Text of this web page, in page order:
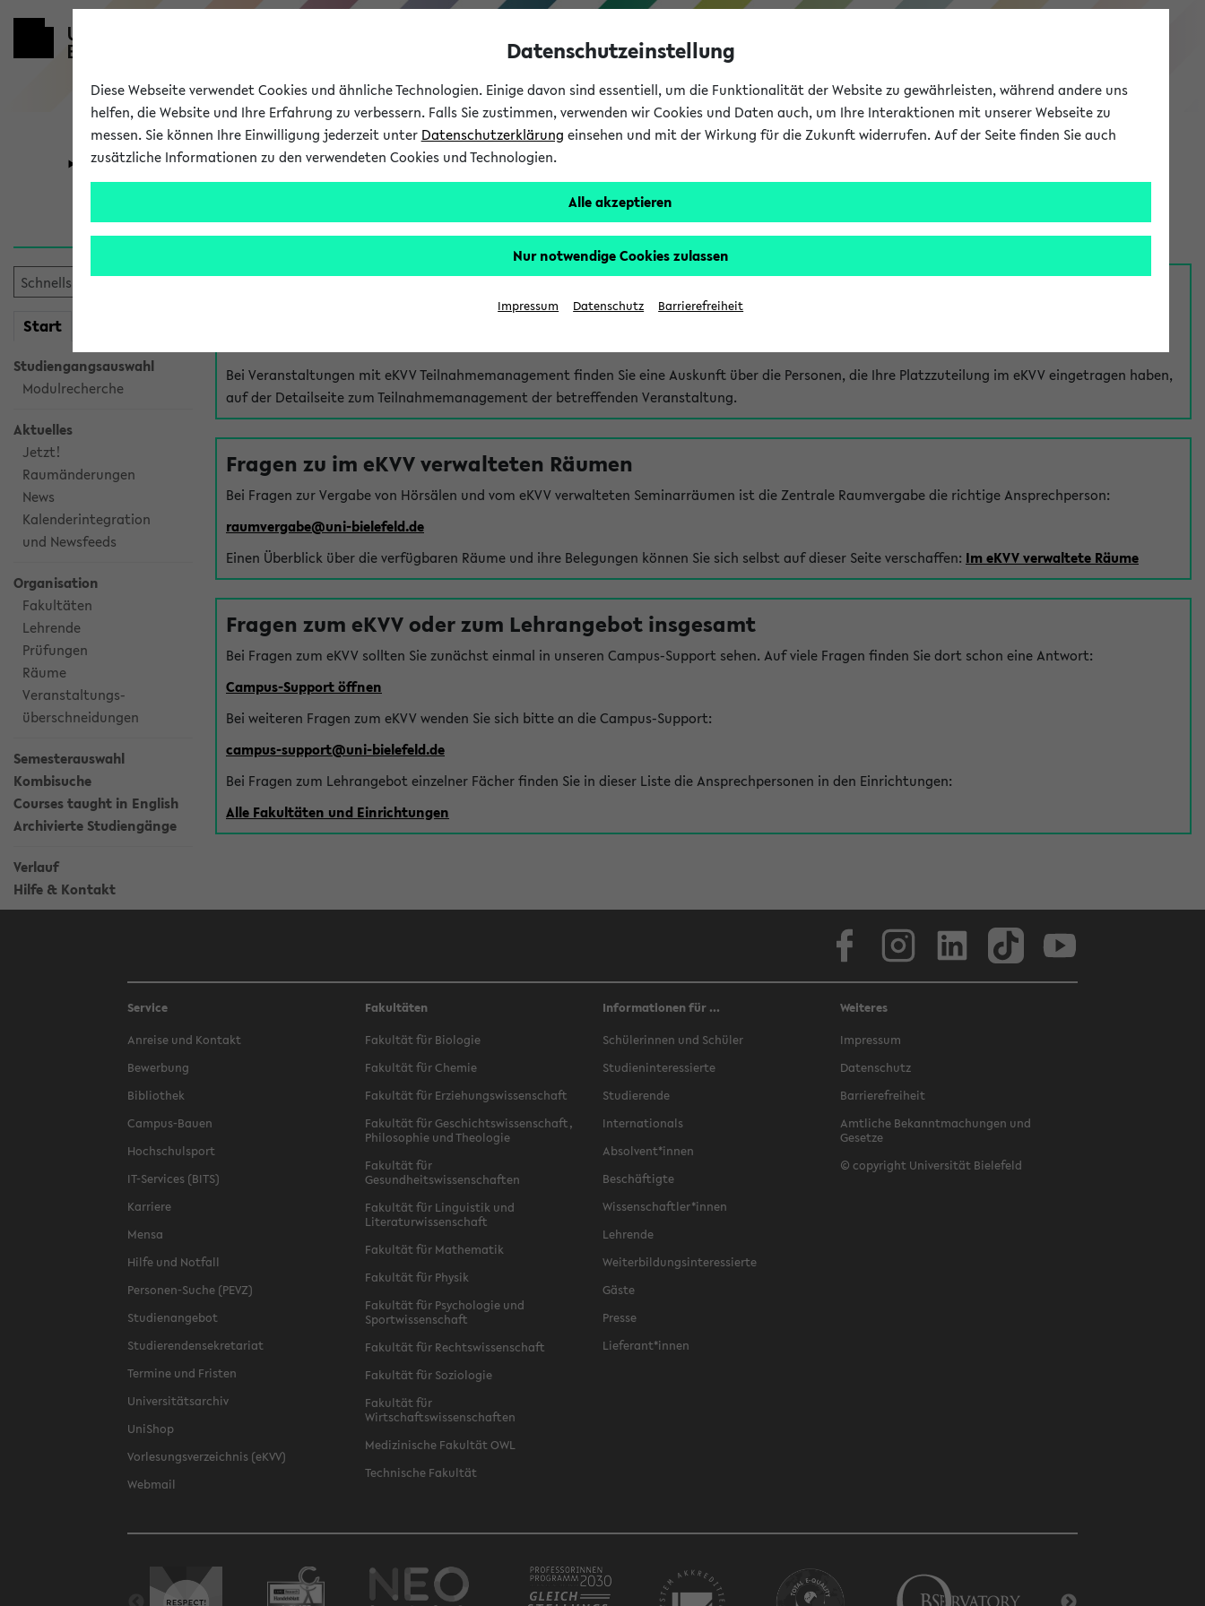
eKVV
Universität Forschung Studium
Start
Studiengangsauswahl
Modulrecherche
Aktuelles
Jetzt!
Raumänderungen
News
Kalenderintegration
und Newsfeeds
Organisation
Fakultäten
Lehrende
Prüfungen
Räume
Veranstaltungs-
überschneidungen
Semesterauswahl
Kombisuche
Courses taught in English
Archivierte Studiengänge
Verlauf
Hilfe & Kontakt
Hilfe & Kontakt
Bei Veranstaltungen mit eKVV Teilnahmemanagement finden Sie eine Auskunft über die Personen, die Ihre Platzzuteilung im eKVV eingetragen haben,
auf der Detailseite zum Teilnahmemanagement der betreffenden Veranstaltung.
Fragen zu im eKVV verwalteten Räumen
Bei Fragen zur Vergabe von Hörsälen und vom eKVV verwalteten Seminarräumen ist die Zentrale Raumvergabe die richtige Ansprechperson:
raumvergabe@uni-bielefeld.de
Einen Überblick über die verfügbaren Räume und ihre Belegungen können Sie sich selbst auf dieser Seite verschaffen: Im eKVV verwaltete Räume
Fragen zum eKVV oder zum Lehrangebot insgesamt
Bei Fragen zum eKVV sollten Sie zunächst einmal in unseren Campus-Support sehen. Auf viele Fragen finden Sie dort schon eine Antwort:
Campus-Support öffnen
Bei weiteren Fragen zum eKVV wenden Sie sich bitte an die Campus-Support:
campus-support@uni-bielefeld.de
Bei Fragen zum Lehrangebot einzelner Fächer finden Sie in dieser Liste die Ansprechpersonen in den Einrichtungen:
Alle Fakultäten und Einrichtungen
Service
Anreise und Kontakt
Bewerbung
Bibliothek
Campus-Bauen
Hochschulsport
IT-Services (BITS)
Karriere
Mensa
Hilfe und Notfall
Personen-Suche (PEVZ)
Studienangebot
Studierendensekretariat
Termine und Fristen
Universitätsarchiv
UniShop
Vorlesungsverzeichnis (eKVV)
Webmail
Fakultäten
Fakultät für Biologie
Fakultät für Chemie
Fakultät für Erziehungswissenschaft
Fakultät für Geschichtswissenschaft,
Philosophie und Theologie
Fakultät für
Gesundheitswissenschaften
Fakultät für Linguistik und
Literaturwissenschaft
Fakultät für Mathematik
Fakultät für Physik
Fakultät für Psychologie und
Sportwissenschaft
Fakultät für Rechtswissenschaft
Fakultät für Soziologie
Fakultät für
Wirtschaftswissenschaften
Medizinische Fakultät OWL
Technische Fakultät
Informationen für ...
Schülerinnen und Schüler
Studieninteressierte
Studierende
Internationals
Absolvent*innen
Beschäftigte
Wissenschaftler*innen
Lehrende
Weiterbildungsinteressierte
Gäste
Presse
Lieferant*innen
Weiteres
Impressum
Datenschutz
Barrierefreiheit
Amtliche Bekanntmachungen und
Gesetze
© copyright Universität Bielefeld
Datenschutzeinstellung
Diese Webseite verwendet Cookies und ähnliche Technologien. Einige davon sind essentiell, um die Funktionalität der Website zu gewährleisten, während andere uns
helfen, die Website und Ihre Erfahrung zu verbessern. Falls Sie zustimmen, verwenden wir Cookies und Daten auch, um Ihre Interaktionen mit unserer Webseite zu
messen. Sie können Ihre Einwilligung jederzeit unter Datenschutzerklärung einsehen und mit der Wirkung für die Zukunft widerrufen. Auf der Seite finden Sie auch
zusätzliche Informationen zu den verwendeten Cookies und Technologien.
Alle akzeptieren
Nur notwendige Cookies zulassen
Impressum Datenschutz Barrierefreiheit